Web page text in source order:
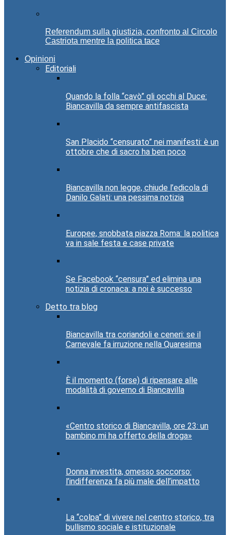
Referendum sulla giustizia, confronto al Circolo
Castriota mentre la politica tace
Opinioni
Editoriali
Quando la folla “cavò” gli occhi al Duce:
Biancavilla da sempre antifascista
San Placido “censurato” nei manifesti: è un
ottobre che di sacro ha ben poco
Biancavilla non legge, chiude l’edicola di
Danilo Galati: una pessima notizia
Europee, snobbata piazza Roma: la politica
va in sale festa e case private
Se Facebook “censura” ed elimina una
notizia di cronaca: a noi è successo
Detto tra blog
Biancavilla tra coriandoli e ceneri: se il
Carnevale fa irruzione nella Quaresima
È il momento (forse) di ripensare alle
modalità di governo di Biancavilla
«Centro storico di Biancavilla, ore 23: un
bambino mi ha offerto della droga»
Donna investita, omesso soccorso:
l’indifferenza fa più male dell’impatto
La “colpa” di vivere nel centro storico, tra
bullismo sociale e istituzionale